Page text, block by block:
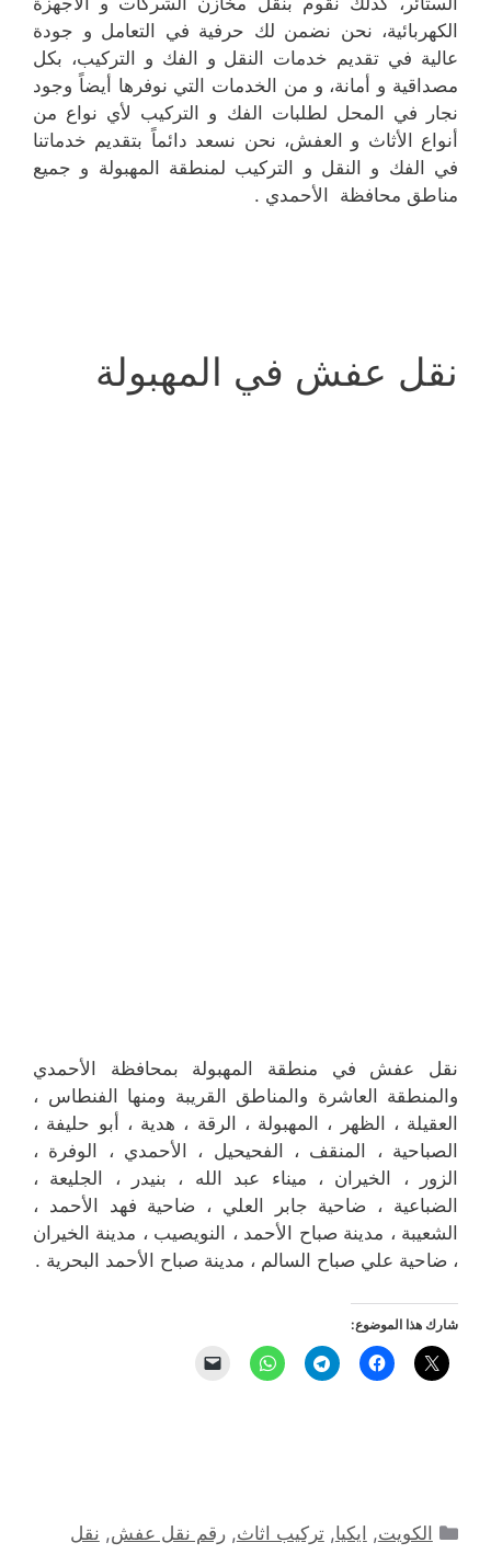
الكهربائية، نحن نضمن لك حرفية في التعامل و جودة
عالية في تقديم خدمات النقل و الفك و التركيب، بكل
مصداقية و أمانة، و من الخدمات التي نوفرها أيضاً وجود
نجار في المحل لطلبات الفك و التركيب لأي نواع من
أنواع الأثاث و العفش، نحن نسعد دائماً بتقديم خدماتنا
في الفك و النقل و التركيب لمنطقة المهبولة و جميع
مناطق محافظة الأحمدي .
نقل عفش في المهبولة
نقل عفش في منطقة المهبولة بمحافظة الأحمدي
والمنطقة العاشرة والمناطق القريبة ‎ومنها الفنطاس ،
العقيلة ، الظهر ، المهبولة ، الرقة ، هدية ، أبو حليفة ،
الصباحية ، المنقف ، الفحيحيل ، الأحمدي ، الوفرة ،
الزور ، الخيران ، ميناء عبد الله ، بنيدر ، الجليعة ،
الضباعية ، ضاحية جابر العلي ، ضاحية فهد الأحمد ،
الشعيبة ، مدينة صباح الأحمد ، النويصيب ، مدينة الخيران
، ضاحية علي صباح السالم ، مدينة صباح الأحمد البحرية .
شارك هذا الموضوع:
التصنيفات
الكويت, ايكيا,تركيب اثاث,رقم نقل عفش, نقل